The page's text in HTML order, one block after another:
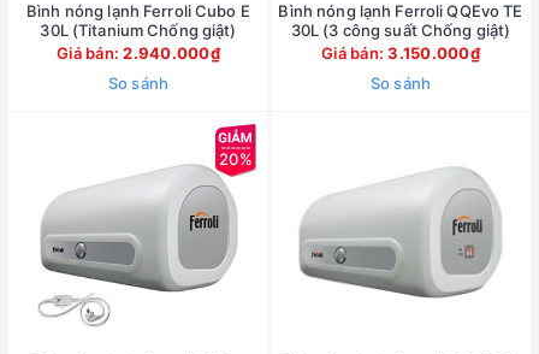
Bình nóng lạnh Ferroli Cubo E
30L (Titanium Chống giật)
Giá bán:2.940.000₫
So sánh
Bình nóng lạnh Ferroli QQEvo TE
30L (3 công suất Chống giật)
Giá bán:3.150.000₫
So sánh
20%